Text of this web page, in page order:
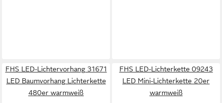
FHS LED-Lichtervorhang 31671
LED Baumvorhang Lichterkette
480er warmweiß
FHS LED-Lichterkette 09243
LED Mini-Lichterkette 20er
warmweiß